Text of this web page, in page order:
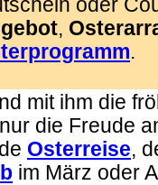
oder
,
.
mit ihm die
die Freude
Osterreise,
im März oder